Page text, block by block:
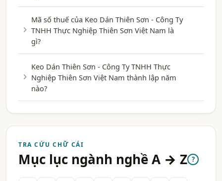
Mã số thuế của Keo Dán Thiên Sơn - Công Ty
TNHH Thực Nghiệp Thiên Sơn Việt Nam là
gì?
Keo Dán Thiên Sơn - Công Ty TNHH Thực
Nghiệp Thiên Sơn Việt Nam thành lập năm
nào?
TRA CỨU CHỮ CÁI
Mục lục ngành nghề A → Z ?